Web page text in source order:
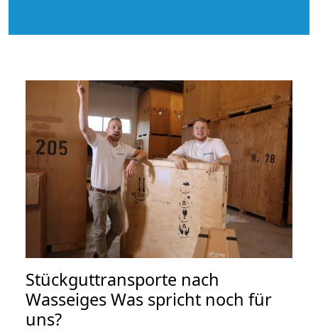
Stückguttransporte nach
Wasseiges Was spricht noch für
uns?